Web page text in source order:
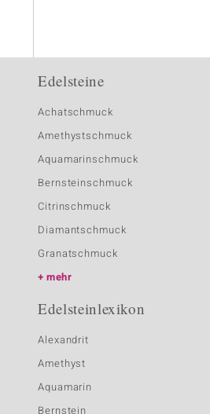
Edelsteine
Achatschmuck
Amethystschmuck
Aquamarinschmuck
Bernsteinschmuck
Citrinschmuck
Diamantschmuck
Granatschmuck
mehr
Edelsteinlexikon
Alexandrit
Amethyst
Aquamarin
Bernstein